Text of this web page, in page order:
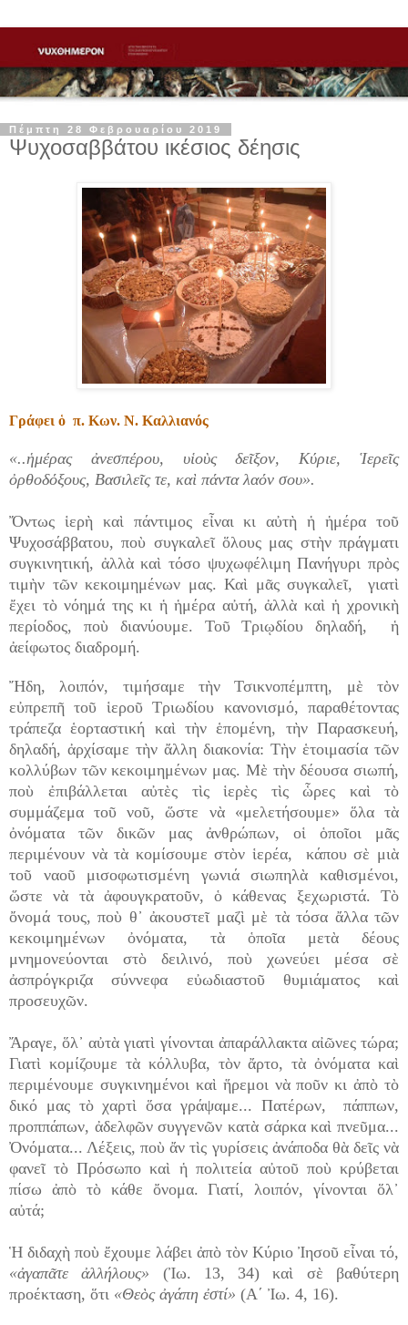
Πέμπτη 28 Φεβρουαρίου 2019
Ψυχοσαββάτου ικέσιος δέησις
Γράφει ὁ π. Κων. Ν. Καλλιανός
«..ἡμέρας ἀνεσπέρου, υἱοὺς δεῖξον, Κύριε, Ἱερεῖς
ὀρθοδόξους, Βασιλεῖς τε, καὶ πάντα λαόν σου».
Ὄντως ἱερὴ καὶ πάντιμος εἶναι κι αὐτὴ ἡ ἡμέρα τοῦ
Ψυχοσάββατου, ποὺ συγκαλεῖ ὅλους μας στὴν πράγματι
συγκινητική, ἀλλὰ καὶ τόσο ψυχωφέλιμη Πανήγυρι πρὸς
τιμὴν τῶν κεκοιμημένων μας. Καὶ μᾶς συγκαλεῖ, γιατὶ
ἔχει τὸ νόημά της κι ἡ ἡμέρα αὐτή, ἀλλὰ καὶ ἡ χρονικὴ
περίοδος, ποὺ διανύουμε. Τοῦ Τριῳδίου δηλαδή, ἡ
ἀείφωτος διαδρομή.
Ἤδη, λοιπόν, τιμήσαμε τὴν Τσικνοπέμπτη, μὲ τὸν
εὐπρεπῆ τοῦ ἱεροῦ Τριωδίου κανονισμό, παραθέτοντας
τράπεζα ἑορταστική καὶ τὴν ἑπομένη, τὴν Παρασκευή,
δηλαδή, ἀρχίσαμε τὴν ἄλλη διακονία: Τὴν ἑτοιμασία τῶν
κολλύβων τῶν κεκοιμημένων μας. Μὲ τὴν δέουσα σιωπή,
ποὺ ἐπιβάλλεται αὐτὲς τὶς ἱερὲς τὶς ὧρες καὶ τὸ
συμμάζεμα τοῦ νοῦ, ὥστε νὰ «μελετήσουμε» ὅλα τὰ
ὀνόματα τῶν δικῶν μας ἀνθρώπων, οἱ ὁποῖοι μᾶς
περιμένουν νὰ τὰ κομίσουμε στὸν ἱερέα, κάπου σὲ μιὰ
τοῦ ναοῦ μισοφωτισμένη γωνιά σιωπηλὰ καθισμένοι,
ὥστε νὰ τὰ ἀφουγκρατοῦν, ὁ κάθενας ξεχωριστά. Τὸ
ὄνομά τους, ποὺ θ᾿ ἀκουστεῖ μαζὶ μὲ τὰ τόσα ἄλλα τῶν
κεκοιμημένων ὀνόματα, τὰ ὁποῖα μετὰ δέους
μνημονεύονται στὸ δειλινό, ποὺ χωνεύει μέσα σὲ
ἀσπρόγκριζα σύννεφα εὐωδιαστοῦ θυμιάματος καὶ
προσευχῶν.
Ἄραγε, ὅλ᾿ αὐτὰ γιατὶ γίνονται ἀπαράλλακτα αἰῶνες τώρα;
Γιατὶ κομίζουμε τὰ κόλλυβα, τὸν ἄρτο, τὰ ὀνόματα καὶ
περιμένουμε συγκινημένοι καὶ ἥρεμοι νὰ ποῦν κι ἀπὸ τὸ
δικό μας τὸ χαρτὶ ὅσα γράψαμε... Πατέρων, πάππων,
προππάπων, ἀδελφῶν συγγενῶν κατὰ σάρκα καὶ πνεῦμα...
Ὀνόματα... Λέξεις, ποὺ ἄν τὶς γυρίσεις ἀνάποδα θὰ δεῖς νὰ
φανεῖ τὸ Πρόσωπο καὶ ἡ πολιτεία αὐτοῦ ποὺ κρύβεται
πίσω ἀπὸ τὸ κάθε ὄνομα. Γιατί, λοιπόν, γίνονται ὅλ᾿
αὐτά;
Ἡ διδαχὴ ποὺ ἔχουμε λάβει ἀπὸ τὸν Κύριο Ἰησοῦ εἶναι τό,
«ἀγαπᾶτε ἀλλήλους» (Ἰω. 13, 34) καὶ σὲ βαθύτερη
προέκταση, ὅτι «Θεὸς ἀγάπη ἐστί» (Α΄ Ἰω. 4, 16).